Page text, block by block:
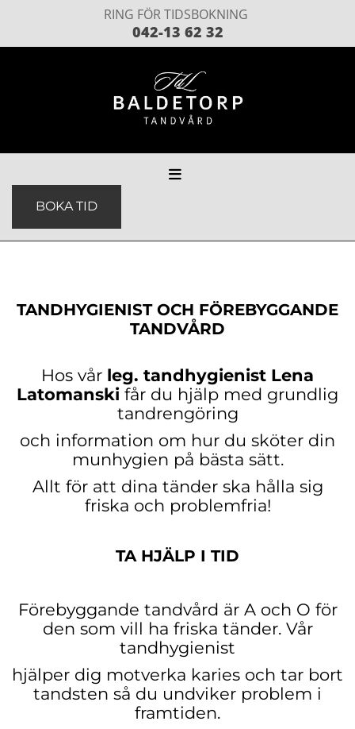
RING FÖR TIDSBOKNING
042-13 62 32
BOKA TID
TANDHYGIENIST OCH FÖREBYGGANDE
TANDVÅRD
Hos vår leg. tandhygienist Lena
Latomanski får du hjälp med grundlig
tandrengöring
och information om hur du sköter din
munhygien på bästa sätt.
Allt för att dina tänder ska hålla sig
friska och problemfria!
TA HJÄLP I TID
Förebyggande tandvård är A och O för
den som vill ha friska tänder. Vår
tandhygienist
hjälper dig motverka karies och tar bort
tandsten så du undviker problem i
framtiden.